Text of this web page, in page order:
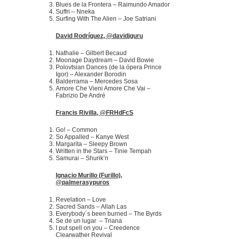
Blues de la Frontera – Raimundo Amador
Suffri – Nneka
Surfing With The Alien – Joe Satriani
David Rodríguez, @davidjguru
Nathalie – Gilbert Becaud
Moonage Daydream – David Bowie
Polovtsian Dances (de la ópera Prince
Igor) – Alexander Borodin
Balderrama – Mercedes Sosa
Amore Che Vieni Amore Che Vai –
Fabrizio De André
Francis Rivilla, @FRHdFcS
Go! – Common
So Appalled – Kanye West
Margarita – Sleepy Brown
Written in the Stars – Tinie Tempah
Samurai – Shurik’n
Ignacio Murillo (Furillo),
@palmerasypuros
Revelation – Love
Sacred Sands – Allah Las
Everybody´s been burned – The Byrds
Se de un lugar – Triana
I put spell on you – Creedence
Clearwather Revival